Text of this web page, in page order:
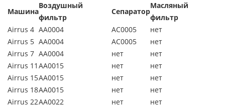
Машина
Воздушный
фильтр
Сепаратор
Масляный
фильтр
Airrus 4 АA0004 AC0005
нет
Airrus 5 АA0004 AC0005
нет
Airrus 7 АA0004 нет
нет
Airrus 11 АA0015 нет
нет
Airrus 15АA0015 нет
нет
Airrus 18АA0015 нет
нет
Airrus 22АA0022 нет
нет